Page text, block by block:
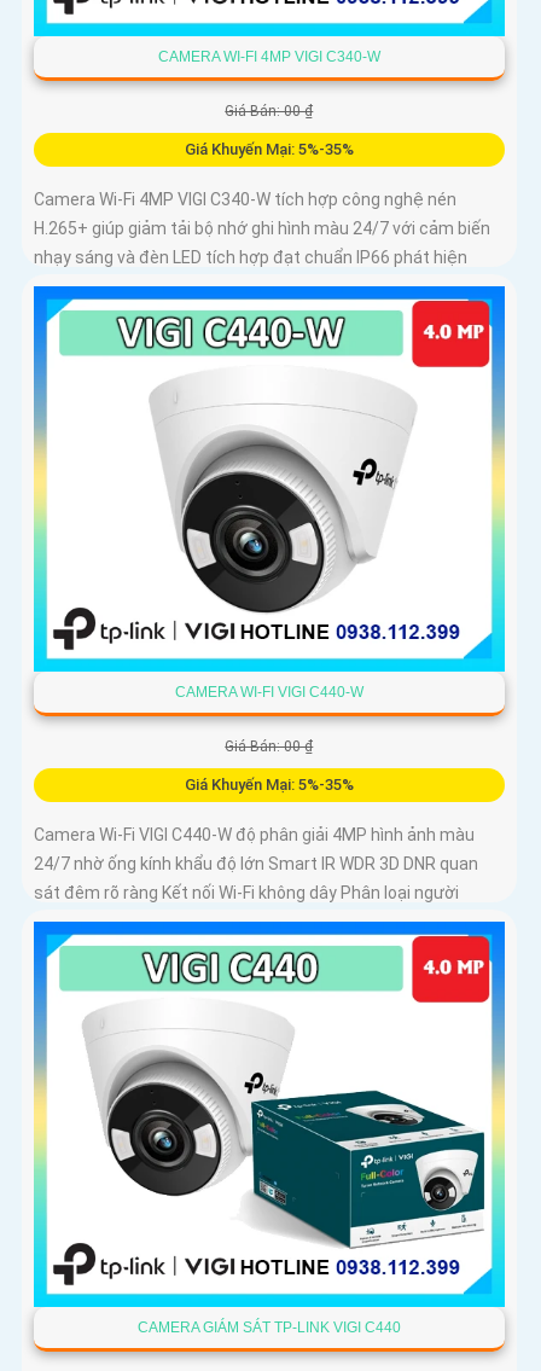
CAMERA WI-FI 4MP VIGI C340-W
Giá Bán: 00 ₫
Giá Khuyến Mại: 5%-35%
Camera Wi-Fi 4MP VIGI C340-W tích hợp công nghệ nén
H.265+ giúp giảm tải bộ nhớ ghi hình màu 24/7 với cảm biến
nhạy sáng và đèn LED tích hợp đạt chuẩn IP66 phát hiện
chuyển động phát hiện con người vượt ranh giới xâm nhập
giả mạo kiểm soát toàn bộ từ xa bằng VIGI App
CAMERA WI-FI VIGI C440-W
Giá Bán: 00 ₫
Giá Khuyến Mại: 5%-35%
Camera Wi-Fi VIGI C440-W độ phân giải 4MP hình ảnh màu
24/7 nhờ ống kính khẩu độ lớn Smart IR WDR 3D DNR quan
sát đêm rõ ràng Kết nối Wi-Fi không dây Phân loại người
phương tiện cảnh báo xâm nhập Âm thanh hai chiều Chuẩn
nén H.265+ Lưu trữ microSD 256GB IP66 chống nước
CAMERA GIÁM SÁT TP-LINK VIGI C440